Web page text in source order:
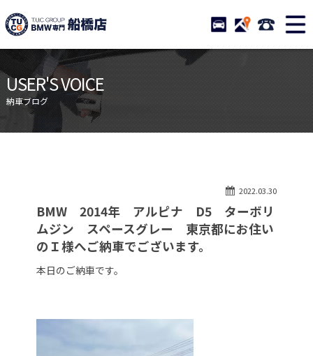
TUCグループ BMW専門 船
STOCK ACCESS 047-
ニュース
在庫リスト
目玉車両一覧
店舗紹介
保証＆サービス
アクセスマップ
自動車保険
TUCとは？
リクルート
納車blog
会社概要
USER'S VOICE
納車ブログ
2022.03.30
BMW 2014年 アルピナ D5 ターボリ
ムジン スペースグレー 東京都にお住い
のＩ様へご納車でございます。
本日のご納車です。